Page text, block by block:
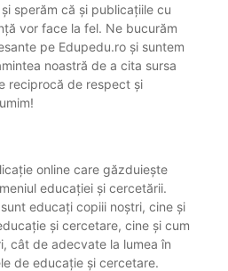
sperăm că și publicațiile cu
vor face la fel. Ne bucurăm
pe Edupedu.ro și suntem
noastră de a cita sursa
reciprocă de respect și
online care găzduiește
educației și cercetării.
educați copiii noștri, cine și
și cercetare, cine și cum
cât de adecvate la lumea în
de educație și cercetare.